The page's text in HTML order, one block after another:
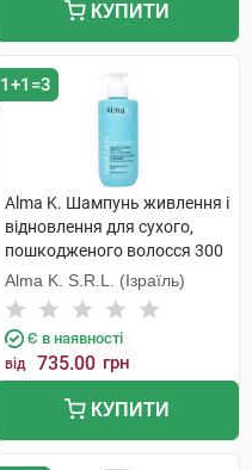
КУПИТИ
1+1=3
Alma K. Шампунь живлення і
відновлення для сухого,
пошкодженого волосся 300
мл 1 флакон
Alma K. S.R.L. (Ізраїль)
Є в наявності
від 735.00 грн
КУПИТИ